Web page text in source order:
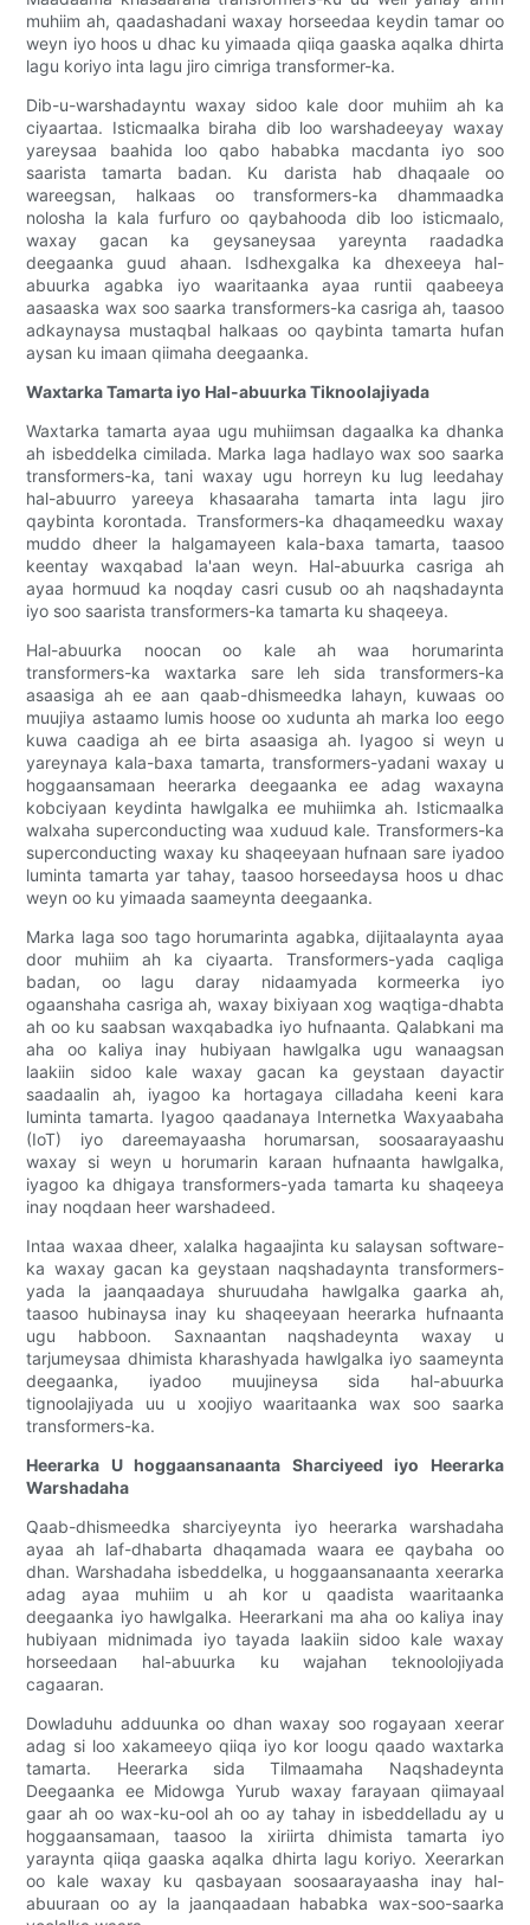
muhiim ah, qaadashadani waxay horseedaa keydin tamar oo
weyn iyo hoos u dhac ku yimaada qiiqa gaaska aqalka dhirta
lagu koriyo inta lagu jiro cimriga transformer-ka.
Dib-u-warshadayntu waxay sidoo kale door muhiim ah ka
ciyaartaa. Isticmaalka biraha dib loo warshadeeyay waxay
yareysaa baahida loo qabo hababka macdanta iyo soo
saarista tamarta badan. Ku darista hab dhaqaale oo
wareegsan, halkaas oo transformers-ka dhammaadka
nolosha la kala furfuro oo qaybahooda dib loo isticmaalo,
waxay gacan ka geysaneysaa yareynta raadadka
deegaanka guud ahaan. Isdhexgalka ka dhexeeya hal-
abuurka agabka iyo waaritaanka ayaa runtii qaabeeya
aasaaska wax soo saarka transformers-ka casriga ah, taasoo
adkaynaysa mustaqbal halkaas oo qaybinta tamarta hufan
aysan ku imaan qiimaha deegaanka.
Waxtarka Tamarta iyo Hal-abuurka Tiknoolajiyada
Waxtarka tamarta ayaa ugu muhiimsan dagaalka ka dhanka
ah isbeddelka cimilada. Marka laga hadlayo wax soo saarka
transformers-ka, tani waxay ugu horreyn ku lug leedahay
hal-abuurro yareeya khasaaraha tamarta inta lagu jiro
qaybinta korontada. Transformers-ka dhaqameedku waxay
muddo dheer la halgamayeen kala-baxa tamarta, taasoo
keentay waxqabad la'aan weyn. Hal-abuurka casriga ah
ayaa hormuud ka noqday casri cusub oo ah naqshadaynta
iyo soo saarista transformers-ka tamarta ku shaqeeya.
Hal-abuurka noocan oo kale ah waa horumarinta
transformers-ka waxtarka sare leh sida transformers-ka
asaasiga ah ee aan qaab-dhismeedka lahayn, kuwaas oo
muujiya astaamo lumis hoose oo xudunta ah marka loo eego
kuwa caadiga ah ee birta asaasiga ah. Iyagoo si weyn u
yareynaya kala-baxa tamarta, transformers-yadani waxay u
hoggaansamaan heerarka deegaanka ee adag waxayna
kobciyaan keydinta hawlgalka ee muhiimka ah. Isticmaalka
walxaha superconducting waa xuduud kale. Transformers-ka
superconducting waxay ku shaqeeyaan hufnaan sare iyadoo
luminta tamarta yar tahay, taasoo horseedaysa hoos u dhac
weyn oo ku yimaada saameynta deegaanka.
Marka laga soo tago horumarinta agabka, dijitaalaynta ayaa
door muhiim ah ka ciyaarta. Transformers-yada caqliga
badan, oo lagu daray nidaamyada kormeerka iyo
ogaanshaha casriga ah, waxay bixiyaan xog waqtiga-dhabta
ah oo ku saabsan waxqabadka iyo hufnaanta. Qalabkani ma
aha oo kaliya inay hubiyaan hawlgalka ugu wanaagsan
laakiin sidoo kale waxay gacan ka geystaan ​​​​dayactir
saadaalin ah, iyagoo ka hortagaya cilladaha keeni kara
luminta tamarta. Iyagoo qaadanaya Internetka Waxyaabaha
(IoT) iyo dareemayaasha horumarsan, soosaarayaashu
waxay si weyn u horumarin karaan hufnaanta hawlgalka,
iyagoo ka dhigaya transformers-yada tamarta ku shaqeeya
inay noqdaan heer warshadeed.
Intaa waxaa dheer, xalalka hagaajinta ku salaysan software-
ka waxay gacan ka geystaan ​​​​naqshadaynta transformers-
yada la jaanqaadaya shuruudaha hawlgalka gaarka ah,
taasoo hubinaysa inay ku shaqeeyaan heerarka hufnaanta
ugu habboon. Saxnaantan naqshadeynta waxay u
tarjumeysaa dhimista kharashyada hawlgalka iyo saameynta
deegaanka, iyadoo muujineysa sida hal-abuurka
tignoolajiyada uu u xoojiyo waaritaanka wax soo saarka
transformers-ka.
Heerarka U hoggaansanaanta Sharciyeed iyo Heerarka
Warshadaha
Qaab-dhismeedka sharciyeynta iyo heerarka warshadaha
ayaa ah laf-dhabarta dhaqamada waara ee qaybaha oo
dhan. Warshadaha isbeddelka, u hoggaansanaanta xeerarka
adag ayaa muhiim u ah kor u qaadista waaritaanka
deegaanka iyo hawlgalka. Heerarkani ma aha oo kaliya inay
hubiyaan midnimada iyo tayada laakiin sidoo kale waxay
horseedaan hal-abuurka ku wajahan teknoolojiyada
cagaaran.
Dowladuhu adduunka oo dhan waxay soo rogayaan xeerar
adag si loo xakameeyo qiiqa iyo kor loogu qaado waxtarka
tamarta. Heerarka sida Tilmaamaha Naqshadeynta
Deegaanka ee Midowga Yurub waxay farayaan qiimayaal
gaar ah oo wax-ku-ool ah oo ay tahay in isbeddelladu ay u
hoggaansamaan, taasoo la xiriirta dhimista tamarta iyo
yaraynta qiiqa gaaska aqalka dhirta lagu koriyo. Xeerarkan
oo kale waxay ku qasbayaan soosaarayaasha inay hal-
abuuraan oo ay la jaanqaadaan hababka wax-soo-saarka